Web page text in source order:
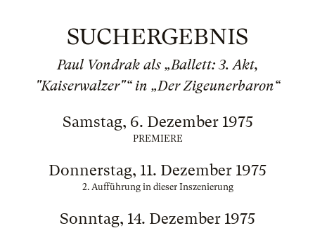
SUCHERGEBNIS
Paul Vondrak als „Ballett: 3. Akt,
"Kaiserwalzer"“ in „Der Zigeunerbaron“
Samstag, 6. Dezember 1975
PREMIERE
Donnerstag, 11. Dezember 1975
2. Aufführung in dieser Inszenierung
Sonntag, 14. Dezember 1975